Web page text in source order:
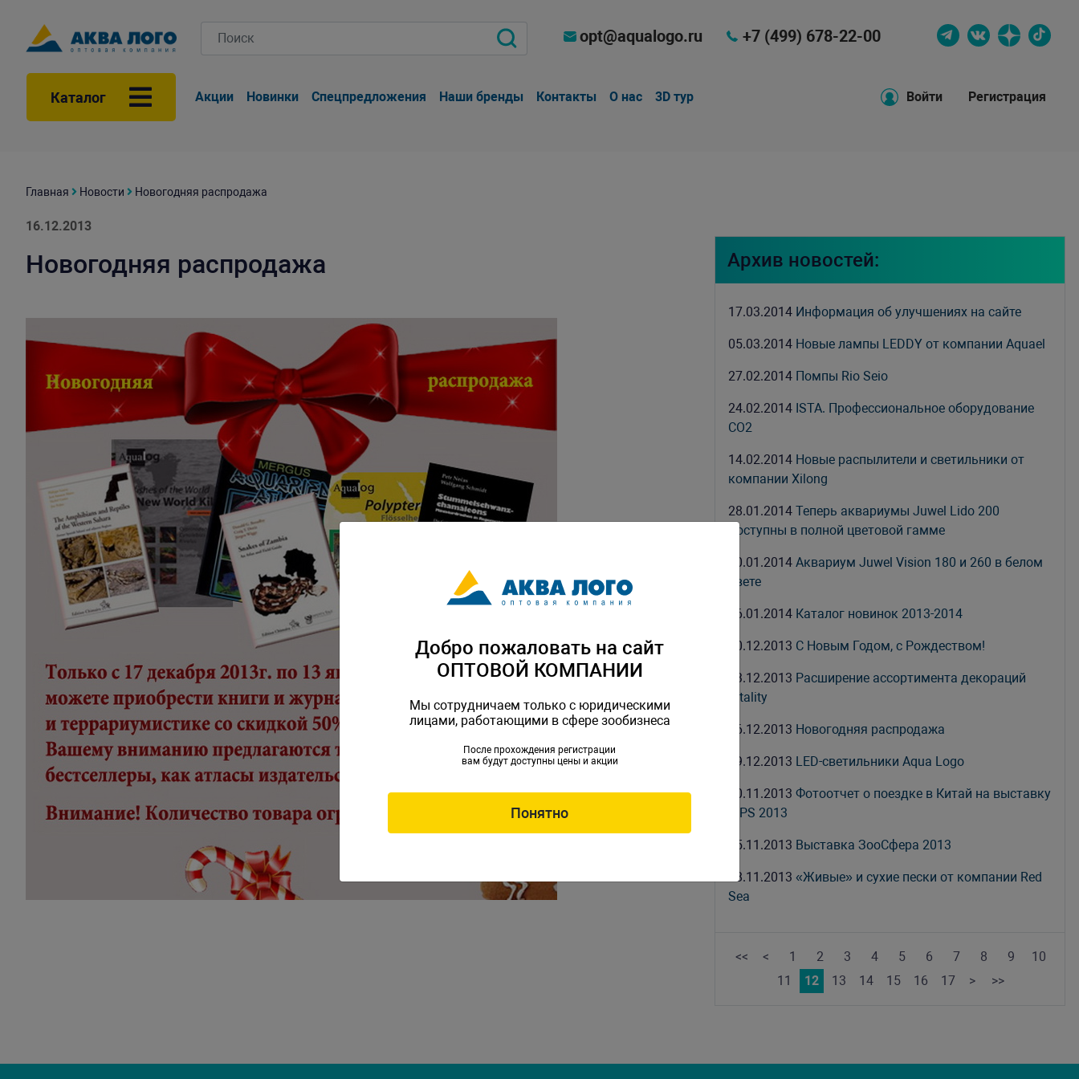
opt@aqualogo.ru +7 (499) 678-22-00
Каталог Акции Новинки Спецпредложения Наши бренды Контакты О нас 3D тур Войти Регистрация
Главная Новости Новогодняя распродажа
16.12.2013
Новогодняя распродажа Архив новостей:
17.03.2014 Информация об улучшениях на сайте
05.03.2014 Новые лампы LEDDY от компании Aquael
27.02.2014 Помпы Rio Seio
24.02.2014 ISTA. Профессиональное оборудование
СО2
14.02.2014 Новые распылители и светильники от
компании Xilong
28.01.2014Теперь аквариумы Juwel Lido 200
доступны в полной цветовой гамме
20.01.2014Аквариум Juwel Vision 180 и 260 в белом
цвете
16.01.2014 Каталог новинок 2013-2014
30.12.2013 С Новым Годом, с Рождеством!
23.12.2013 Расширение ассортимента декораций
Vitality
16.12.2013 Новогодняя распродажа
09.12.2013 LED-светильники Aqua Logo
30.11.2013Фотоотчет о поездке в Китай на выставку
CIPS 2013
25.11.2013 Выставка ЗооСфера 2013
18.11.2013«Живые» и сухие пески от компании Red
Sea
<< < 1 2 3 4 5 6 7 8 9
10
11
12 13 14 15 16 17 > >>
Добро пожаловать на сайт
ОПТОВОЙ КОМПАНИИ
Мы сотрудничаем только с юридическими
лицами, работающими в сфере зообизнеса
После прохождения регистрации
вам будут доступны цены и акции
Понятно